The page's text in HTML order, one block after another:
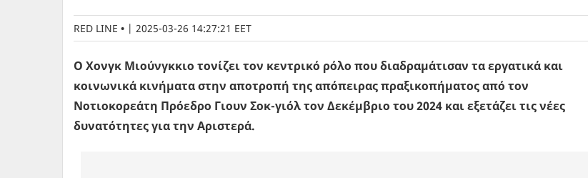
RED LINE | 2025-03-26 14:27:21 EET
Ο Χονγκ Μιούνγκκιο τονίζει τον κεντρικό ρόλο που διαδραμάτισαν τα εργατικά και
κοινωνικά κινήματα στην αποτροπή της απόπειρας πραξικοπήματος από τον
Νοτιοκορεάτη Πρόεδρο Γιουν Σοκ-γιόλ τον Δεκέμβριο του 2024 και εξετάζει τις νέες
δυνατότητες για την Αριστερά.